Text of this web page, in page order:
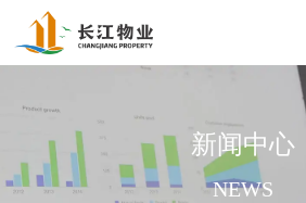
新闻中心
NEWS